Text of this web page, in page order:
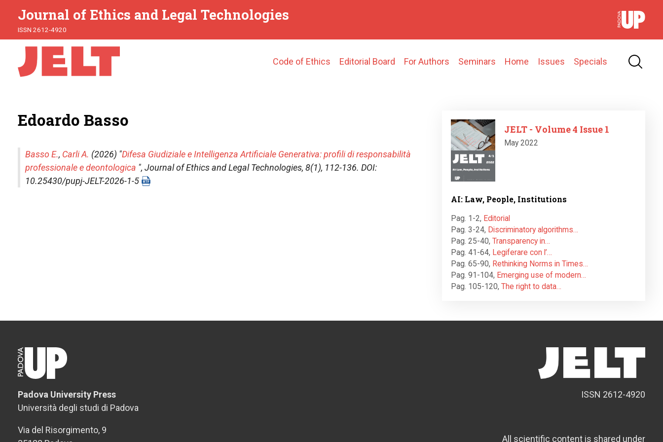
Journal of Ethics and Legal Technologies
ISSN 2612-4920
Main
Code of Ethics Editorial Board For Authors Seminars Home Issues Specials
Edoardo Basso
Basso E., Carli A. (2026) "Difesa Giudiziale e Intelligenza Artificiale Generativa: profili di responsabilità
professionale e deontologica ", Journal of Ethics and Legal Technologies, 8(1), 112-136. DOI:
10.25430/pupj-JELT-2026-1-5
Image
JELT - Volume 4 Issue 1
May 2022
AI: Law, People, Institutions
Pag. 1-2, Editorial
Pag. 3-24, Discriminatory algorithms…
Pag. 25-40, Transparency in…
Pag. 41-64, Legiferare con l’…
Pag. 65-90, Rethinking Norms in Times…
Pag. 91-104, Emerging use of modern…
Pag. 105-120, The right to data…
Padova University Press
Università degli studi di Padova
Via del Risorgimento, 9
ISSN 2612-4920
All scientific content is shared under